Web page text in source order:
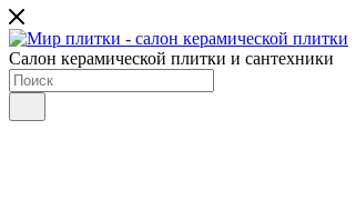
Салон керамической плитки и сантехники